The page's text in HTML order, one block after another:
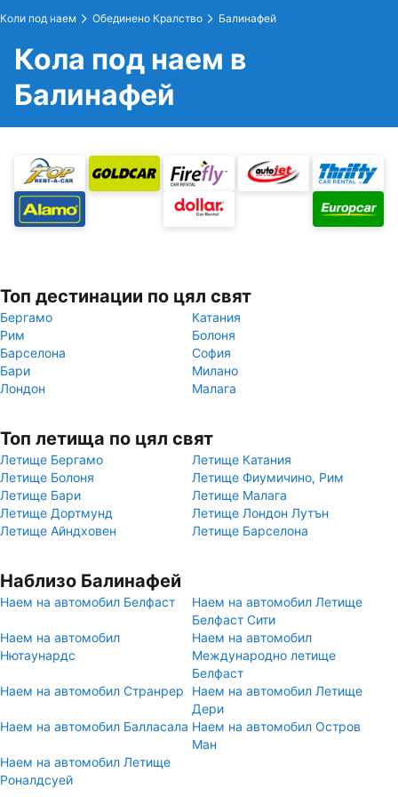
Коли под наем Обединено Кралство Балинафей
Кола под наем в
Балинафей
Топ дестинации по цял свят
Бергамо
Катания
Рим
Болоня
Барселона
София
Бари
Милано
Лондон
Малага
Топ летища по цял свят
Летище Бергамо
Летище Катания
Летище Болоня
Летище Фиумичино, Рим
Летище Бари
Летище Малага
Летище Дортмунд
Летище Лондон Лутън
Летище Айндховен
Летище Барселона
Наблизо Балинафей
Наем на автомобил Белфаст
Наем на автомобил Летище
Белфаст Сити
Наем на автомобил
Нютаунардс
Наем на автомобил
Международно летище
Белфаст
Наем на автомобил Странрер
Наем на автомобил Летище
Дери
Наем на автомобил Балласала Наем на автомобил Остров
Ман
Наем на автомобил Летище
Роналдсуей